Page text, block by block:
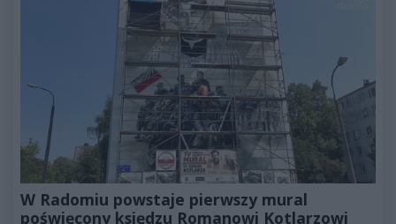
W Radomiu powstaje pierwszy mural
poświęcony księdzu Romanowi Kotlarzowi